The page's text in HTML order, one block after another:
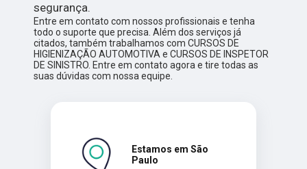
segurança.
Entre em contato com nossos profissionais e tenha
todo o suporte que precisa. Além dos serviços já
citados, também trabalhamos com CURSOS DE
HIGIENIZAÇÃO AUTOMOTIVA e CURSOS DE INSPETOR
DE SINISTRO. Entre em contato agora e tire todas as
suas dúvidas com nossa equipe.
Estamos em São
Paulo